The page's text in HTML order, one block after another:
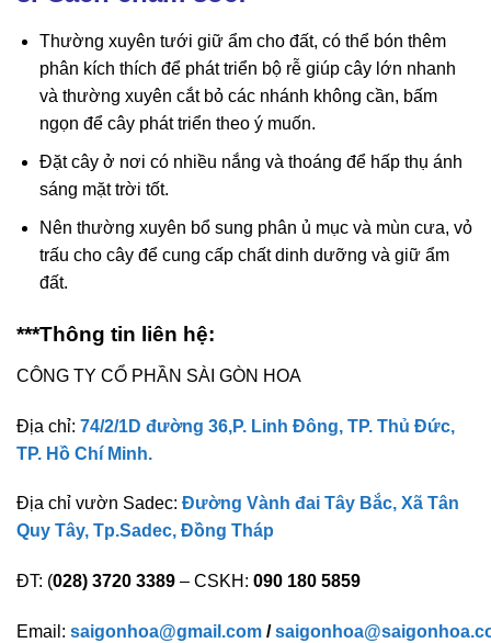
Thường xuyên tưới giữ ẩm cho đất, có thể bón thêm
phân kích thích để phát triển bộ rễ giúp cây lớn nhanh
và thường xuyên cắt bỏ các nhánh không cần, bấm
ngọn để cây phát triển theo ý muốn.
Đặt cây ở nơi có nhiều nắng và thoáng để hấp thụ ánh
sáng mặt trời tốt.
Nên thường xuyên bổ sung phân ủ mục và mùn cưa, vỏ
trấu cho cây để cung cấp chất dinh dưỡng và giữ ẩm
đất.
***Thông tin liên hệ:
CÔNG TY CỔ PHẦN SÀI GÒN HOA
Địa chỉ: 74/2/1D đường 36,P. Linh Đông, TP. Thủ Đức,
TP. Hồ Chí Minh.
Địa chỉ vườn Sadec: Đường Vành đai Tây Bắc, Xã Tân
Quy Tây, Tp.Sadec, Đồng Tháp
ĐT: (028) 3720 3389 – CSKH: 090 180 5859
Email: saigonhoa@gmail.com /